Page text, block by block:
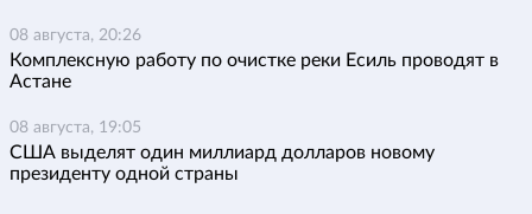
08 августа, 20:26
Комплексную работу по очистке реки Есиль проводят в
Астане
08 августа, 19:05
США выделят один миллиард долларов новому
президенту одной страны